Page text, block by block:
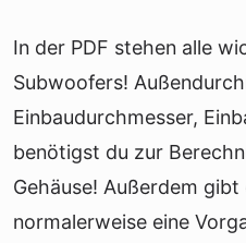
In der PDF stehen alle
Subwoofers!
Einbaudurchmesser,
benötigst du zur
Gehäuse! Außerdem
normalerweise eine